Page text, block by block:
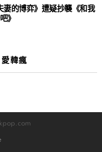
妻的博弈》遭疑抄襲《和我
》
韓瘋